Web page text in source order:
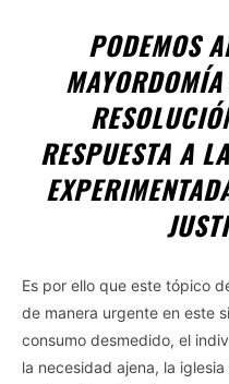
PODEMOS
RESPUESTA A
Es por ello que este tópico
de manera urgente en este
consumo desmedido, el
la necesidad ajena, la iglesia